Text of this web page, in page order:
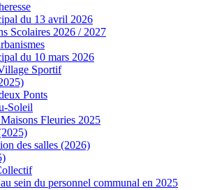
du 13 avril 2026
Scolaires 2026 / 2027
du 10 mars 2026
Sportif
Ponts
Soleil
Fleuries 2025
des salles (2026)
sein du personnel communal en 2025